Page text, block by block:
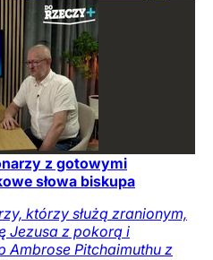
z gotowymi
słowa biskupa
którzy służą zranionym,
Jezusa z pokorą i
Ambrose Pitchaimuthu z